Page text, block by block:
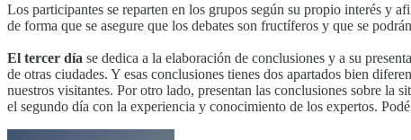
Los participantes se reparten en los grupos según su propio interés y
de forma que se asegure que los debates son fructíferos y que se
El tercer día se dedica a la elaboración de conclusiones y a su
de otras ciudades. Y esas conclusiones tienes dos apartados bien
nuestros visitantes. Por otro lado, presentan las conclusiones sobre la
el segundo día con la experiencia y conocimiento de los expertos.